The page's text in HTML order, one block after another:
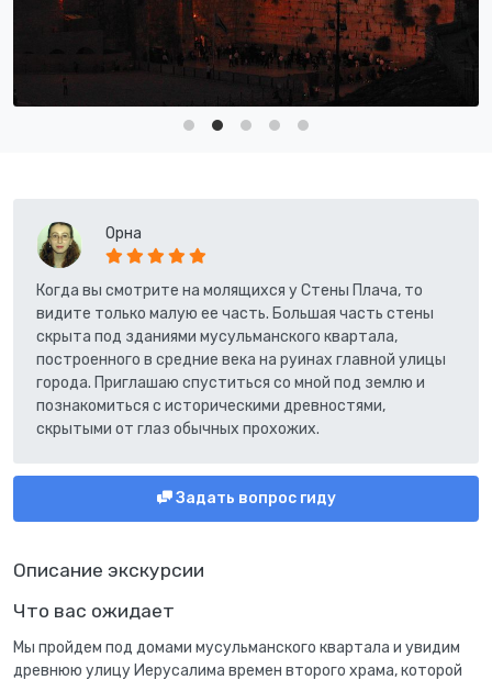
Описание экскурсии
Что вас ожидает
Мы пройдем под домами мусульманского квартала и увидим
древнюю улицу Иерусалима времен второго храма, которой
Орна
Когда вы смотрите на молящихся у Стены Плача, то
видите только малую ее часть. Большая часть стены
скрыта под зданиями мусульманского квартала,
построенного в средние века на руинах главной улицы
города. Приглашаю спуститься со мной под землю и
познакомиться с историческими древностями,
скрытыми от глаз обычных прохожих.
Задать вопрос гиду